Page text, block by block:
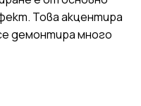
Това акцентира
демонтира много